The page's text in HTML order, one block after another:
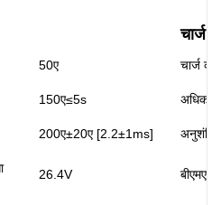
चार्ज
50ए चार्ज
150ए≤5s
200ए±20ए [2.2±1ms] अनुशंसित
26.4V